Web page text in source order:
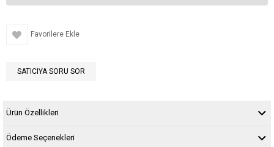
Favorilere Ekle
SATICIYA SORU SOR
Ürün Özellikleri
Ödeme Seçenekleri